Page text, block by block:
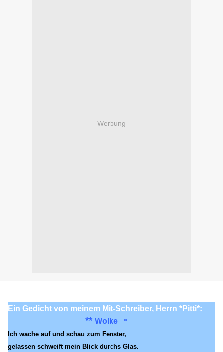
Werbung
Ein Gedicht von meinem Mit-Schreiber, Herrn *Pitti*:
** Wolke
*
Ich wache auf und schau zum Fenster,
gelassen schweift mein Blick durchs Glas.